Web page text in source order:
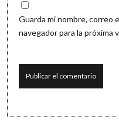
Guarda mi nombre, correo
navegador para la próxima